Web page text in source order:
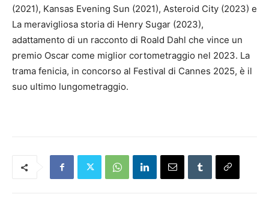
(2021), Kansas Evening Sun (2021), Asteroid City (2023) e
La meravigliosa storia di Henry Sugar (2023),
adattamento di un racconto di Roald Dahl che vince un
premio Oscar come miglior cortometraggio nel 2023. La
trama fenicia, in concorso al Festival di Cannes 2025, è il
suo ultimo lungometraggio.